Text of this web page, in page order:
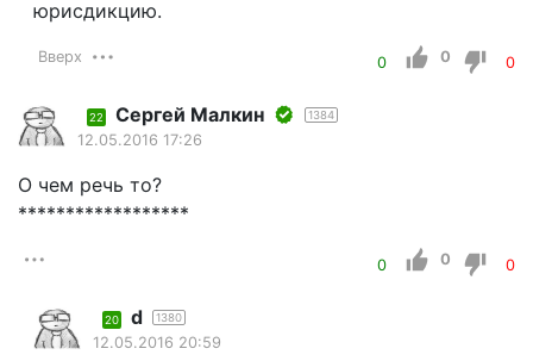
юрисдикцию.
Вверх 0 0 0
22 Сергей Малкин 1384
12.05.2016 17:26
О чем речь то?
******************
0 0 0
20 d 1380
12.05.2016 20:59